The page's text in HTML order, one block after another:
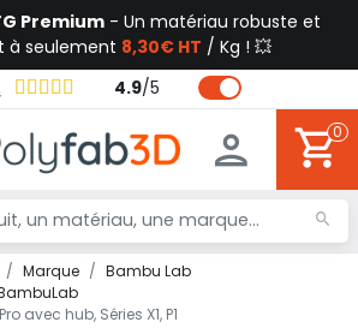
Premium - Un matériau robuste et
à seulement 8,30€ HT / Kg ! 💥
4.9/5
0
Marque
Bambu Lab
avec hub, Séries X1, P1